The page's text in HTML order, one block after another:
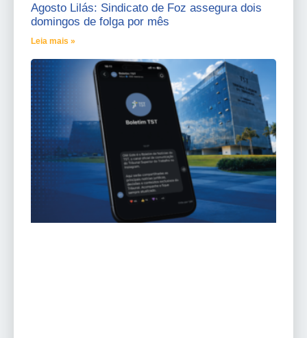
Agosto Lilás: Sindicato de Foz assegura dois
domingos de folga por mês
Leia mais »